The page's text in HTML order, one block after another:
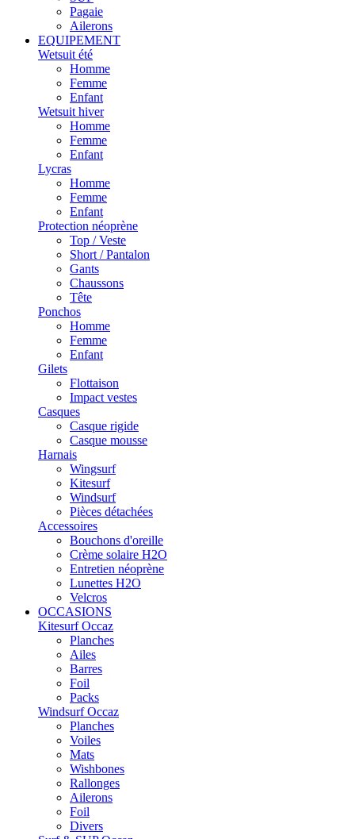
Pagaie
Ailerons
EQUIPEMENT
Wetsuit été
Homme
Femme
Enfant
Wetsuit hiver
Homme
Femme
Enfant
Lycras
Homme
Femme
Enfant
Protection néoprène
Top / Veste
Short / Pantalon
Gants
Chaussons
Tête
Ponchos
Homme
Femme
Enfant
Gilets
Flottaison
Impact vestes
Casques
Casque rigide
Casque mousse
Harnais
Wingsurf
Kitesurf
Windsurf
Pièces détachées
Accessoires
Bouchons d'oreille
Crème solaire H2O
Entretien néoprène
Lunettes H2O
Velcros
OCCASIONS
Kitesurf Occaz
Planches
Ailes
Barres
Foil
Packs
Windsurf Occaz
Planches
Voiles
Mats
Wishbones
Rallonges
Ailerons
Foil
Divers